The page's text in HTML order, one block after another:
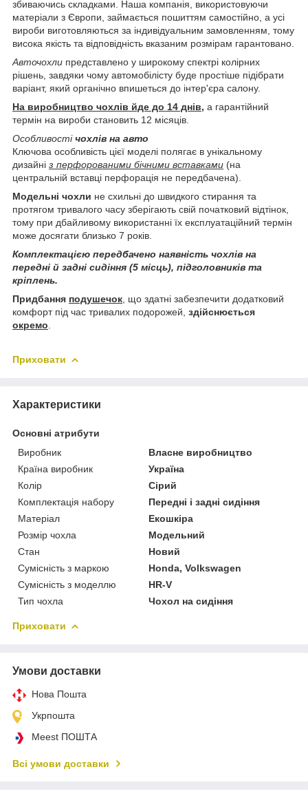
збиваючись складками. Наша компанія, використовуючи
матеріали з Європи, займається пошиттям самостійно, а усі
вироби виготовляються за індивідуальним замовленням, тому
висока якість та відповідність вказаним розмірам гарантовано.
Авточохли представлено у широкому спектрі колірних
рішень, завдяки чому автомобілісту буде простіше підібрати
варіант, який органічно впишеться до інтер'єра салону.
На виробництво чохлів йде до 14 днів, а гарантійний
термін на вироби становить 12 місяців.
Особливостічохлів на авто
Ключова особливість цієї моделі полягає в унікальному
дизайні з перфорованими бічними вставками (на
центральній вставці перфорація не передбачена).
Модельні чохли не схильні до швидкого стирання та
протягом тривалого часу зберігають свій початковий відтінок,
тому при дбайливому використанні їх експлуатаційний термін
може досягати близько 7 років.
Комплектацією передбачено наявність чохлів на
передні й задні сидіння (5 місць), підголовників та
кріплень.
Придбання подушечок, що здатні забезпечити додатковий
комфорт під час тривалих подорожей, здійснюється
окремо.
Приховати
Характеристики
Основні атрибути
Виробник
Власне виробництво
Країна виробник
Україна
Колір
Сірий
Комплектація набору
Передні і задні сидіння
Матеріал
Екошкіра
Розмір чохла
Модельний
Стан
Новий
Сумісність з маркою
Honda, Volkswagen
Сумісність з моделлю
HR-V
Тип чохла
Чохол на сидіння
Приховати
Умови доставки
Нова Пошта
Укрпошта
Meest ПОШТА
Всі умови доставки